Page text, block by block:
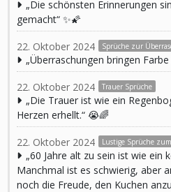
„Die schönsten Erinnerungen
gemacht“ ✨🌠
22. Oktober 2024 Sprüche zur
„Überraschungen bringen
22. Oktober 2024 Trauer Sprüche
„Die Trauer ist wie ein
Herzen erhellt.“ 😭🌈
22. Oktober 2024 Lustige Sprüche
„60 Jahre alt zu sein ist wie ein
Manchmal ist es schwierig, aber
noch die Freude, den Kuchen